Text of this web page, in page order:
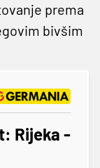
prema
bivšim
Rijeka -